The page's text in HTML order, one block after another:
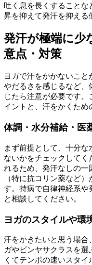
吐く息を長くすることな
昇を抑えて発汗を抑える
発汗が極端に少
意点・対策
ヨガで汗をかかないこと
やだるさを感じるなど、
じたら注意が必要です
イントと、汗をかくため
体調・水分補給・医
まず前提として、十分
ないかをチェックしてく
れるため、発汗なしの一
（特に抗コリン薬など
す。持病で自律神経系や
と相談してください。
ヨガのスタイルや環
汗をかきたいと思う場合
ガやビンヤサクラスを
くてテンポの速いスタ